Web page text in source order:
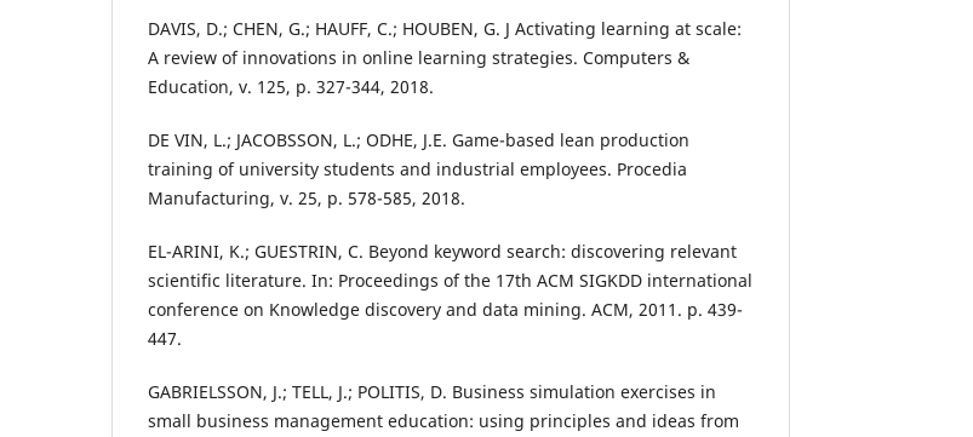
DAVIS, D.; CHEN, G.; HAUFF, C.; HOUBEN, G. J Activating learning at scale:
A review of innovations in online learning strategies. Computers &
Education, v. 125, p. 327-344, 2018.
DE VIN, L.; JACOBSSON, L.; ODHE, J.E. Game-based lean production
training of university students and industrial employees. Procedia
Manufacturing, v. 25, p. 578-585, 2018.
EL-ARINI, K.; GUESTRIN, C. Beyond keyword search: discovering relevant
scientific literature. In: Proceedings of the 17th ACM SIGKDD international
conference on Knowledge discovery and data mining. ACM, 2011. p. 439-
447.
GABRIELSSON, J.; TELL, J.; POLITIS, D. Business simulation exercises in
small business management education: using principles and ideas from